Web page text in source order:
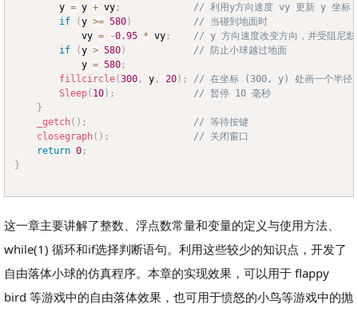
		y
= y + vy ;
// 利用y方向速度 vy 更新 y 坐标
if
(y >= 580)
// 当碰到地面时
			vy
= -0.95 * vy ;
// y 方向速度改变方向，并受阻尼影
if
(y > 580)
// 防止小球越过地面
			y
= 580 ;
fillcircle(300 , y , 20) ;
// 在坐标 (300, y) 处画一个半径
Sleep( 10) ;
// 暂停 10 毫秒
}
_getch( ) ;
// 等待按键
closegraph( ) ;
// 关闭窗口
return 0 ;
}
这一章主要讲解了整数、浮点数常量和变量的定义与使用方法、
while(1) 循环和if选择判断语句。利用这些较少的知识点，开发了
自由落体小球的仿真程序。本章的实现效果，可以用于 flappy
bird 等游戏中的自由落体效果，也可用于愤怒的小鸟等游戏中的抛